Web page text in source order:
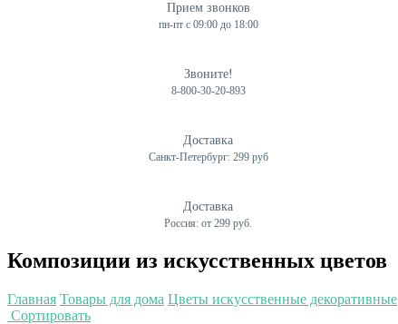
Прием звонков
пн-пт с 09:00 до 18:00
Звоните!
8-800-30-20-893
Доставка
Санкт-Петербург: 299 руб
Доставка
Россия: от 299 руб.
Композиции из искусственных цветов
Главная Товары для дома Цветы искусственные декоративные
Сортировать